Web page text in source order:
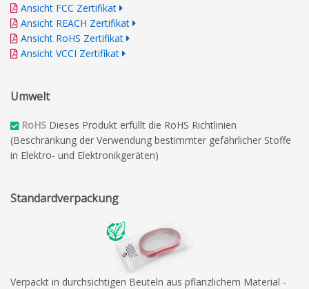
Ansicht FCC Zertifikat
Ansicht REACH Zertifikat
Ansicht RoHS Zertifikat
Ansicht VCCI Zertifikat
Umwelt
RoHS Dieses Produkt erfüllt die RoHS Richtlinien
(Beschränkung der Verwendung bestimmter gefährlicher Stoffe
in Elektro- und Elektronikgeräten)
Standardverpackung
Verpackt in durchsichtigen Beuteln aus pflanzlichem Material -